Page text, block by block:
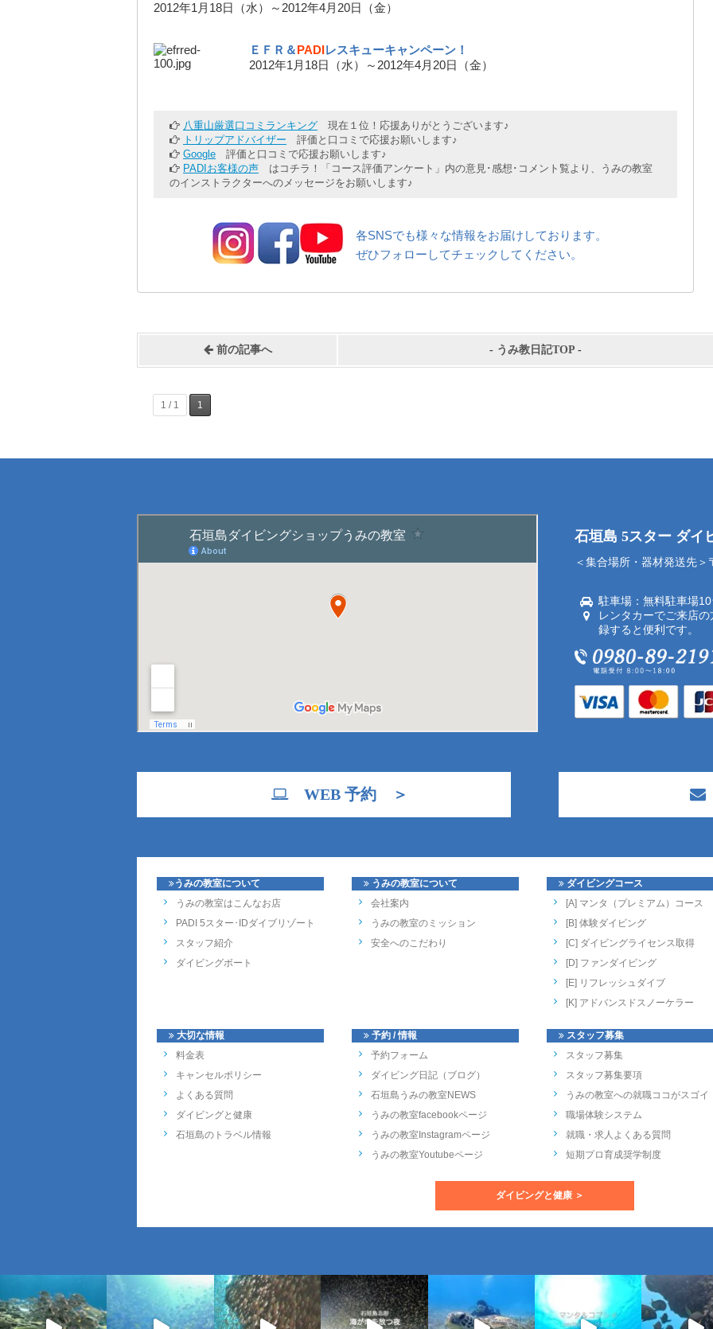
2012年1月18日（水）～2012年4月20日（金）
ＥＦＲ＆PADIレスキューキャンペーン！
2012年1月18日（水）～2012年4月20日（金）
八重山厳選口コミランキング 現在１位！応援ありがとうございます♪
トリップアドバイザー 評価と口コミで応援お願いします♪
Google 評価と口コミで応援お願いします♪
PADIお客様の声 はコチラ！「コース評価アンケート」内の意見･感想･コメント覧より、うみの教室
のインストラクターへのメッセージをお願いします♪
各SNSでも様々な情報をお届けしております。
ぜひフォローしてチェックしてください。
前の記事へ - うみ教日記TOP-
1 / 1 1
石垣島 5スター ダイ
＜集合場所・器材発送先
駐車場：無料駐車場10
レンタカーでご来店
録すると便利です。
WEB 予約 ＞
うみの教室について
うみの教室はこんなお店
PADI 5スター･IDダイブリゾート
スタッフ紹介
ダイビングボート
大切な情報
料金表
キャンセルポリシー
よくある質問
ダイビングと健康
石垣島のトラベル情報
うみの教室について
会社案内
うみの教室のミッション
安全へのこだわり
予約 / 情報
予約フォーム
ダイビング日記（ブログ）
石垣島うみの教室NEWS
うみの教室facebookページ
うみの教室Instagramページ
うみの教室Youtubeページ
ダイビングコース
[A] マンタ（プレミアム）コース
[B] 体験ダイビング
[C] ダイビングライセンス取得
[D] ファンダイビング
[E] リフレッシュダイブ
[K] アドバンスドスノーケラー
スタッフ募集
スタッフ募集
スタッフ募集要項
うみの教室への就職ココがスゴイ
職場体験システム
就職・求人よくある質問
短期プロ育成奨学制度
ダイビングと健康 ＞